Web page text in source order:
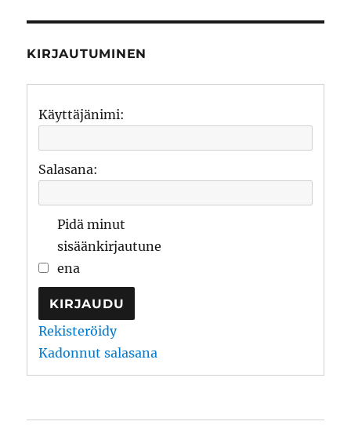
KIRJAUTUMINEN
Käyttäjänimi:
Salasana:
Pidä minut
sisäänkirjautune
ena
KIRJAUDU
Rekisteröidy
Kadonnut salasana